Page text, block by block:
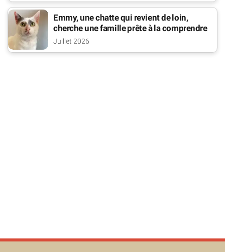
Emmy, une chatte qui revient de loin,
cherche une famille prête à la comprendre
Juillet 2026